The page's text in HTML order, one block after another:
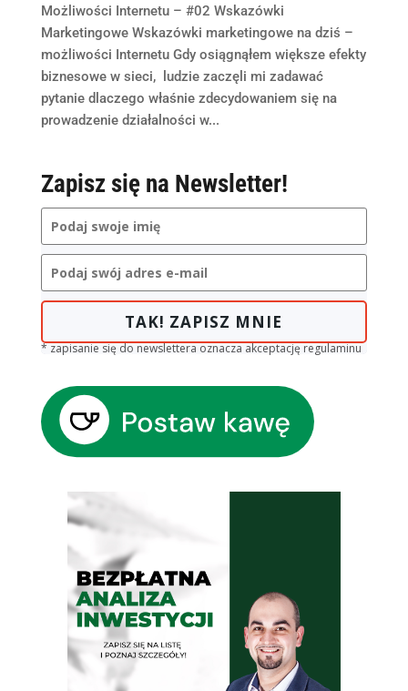
Możliwości Internetu – #02 Wskazówki
Marketingowe Wskazówki marketingowe na dziś –
możliwości Internetu Gdy osiągnąłem większe efekty
biznesowe w sieci, ludzie zaczęli mi zadawać
pytanie dlaczego właśnie zdecydowaniem się na
prowadzenie działalności w...
Zapisz się na Newsletter!
TAK! ZAPISZ MNIE
* zapisanie się do newslettera oznacza akceptację regulaminu